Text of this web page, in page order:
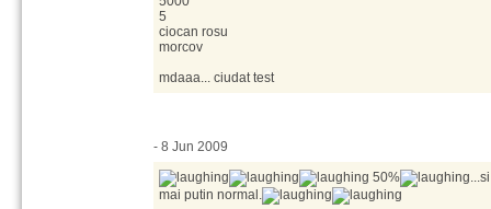
5
ciocan rosu
morcov
mdaaa... ciudat test
- 8 Jun 2009
50%
mai putin normal.